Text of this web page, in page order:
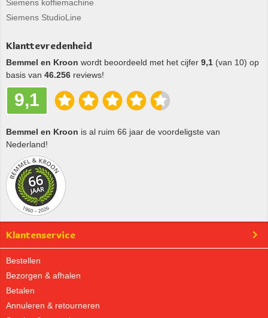
Siemens koffiemachine
Siemens StudioLine
Klanttevredenheid
Bemmel en Kroon wordt beoordeeld met het cijfer 9,1 (van 10) op
basis van 46.256 reviews!
9,1
Bemmel en Kroon is al ruim 66 jaar de voordeligste van
Nederland!
Klantenservice
Bestellen
Bezorgen & afhalen
Betalen
Annuleren & retourneren